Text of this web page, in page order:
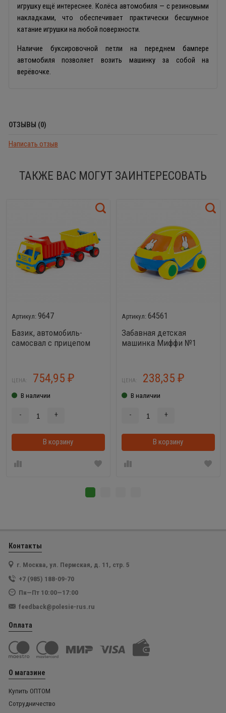
игрушку ещё интереснее. Колёса автомобиля — с резиновыми
накладками, что обеспечивает практически бесшумное
катание игрушки на любой поверхности.
Наличие буксировочной петли на переднем бампере
автомобиля позволяет возить машинку за собой на
верёвочке.
ОТЗЫВЫ (0)
Написать отзыв
ТАКЖЕ ВАС МОГУТ ЗАИНТЕРЕСОВАТЬ
9647
Базик, автомобиль-
самосвал с прицепом
ЦЕНА: 754,95 ₽
В наличии
- +
В корзину
64561
Забавная детская
машинка Миффи №1
ЦЕНА: 238,35 ₽
В наличии
- +
В корзину
Контакты
г. Москва, ул. Пермская, д. 11, стр. 5
+7 (985) 188-09-70
Пн—Пт 10:00—17:00
feedback@polesie-rus.ru
Оплата
О магазине
Купить ОПТОМ
Сотрудничество